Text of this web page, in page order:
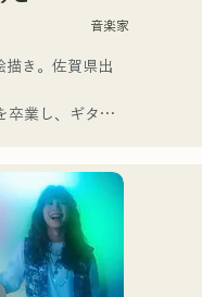
謠搖滾」為名，
。
音楽家
描き。佐賀県出
卒業し、ギター
大胆な色彩感覚
アート制作に励
まりきれないマ
スタイルを確立
日々探求を続け